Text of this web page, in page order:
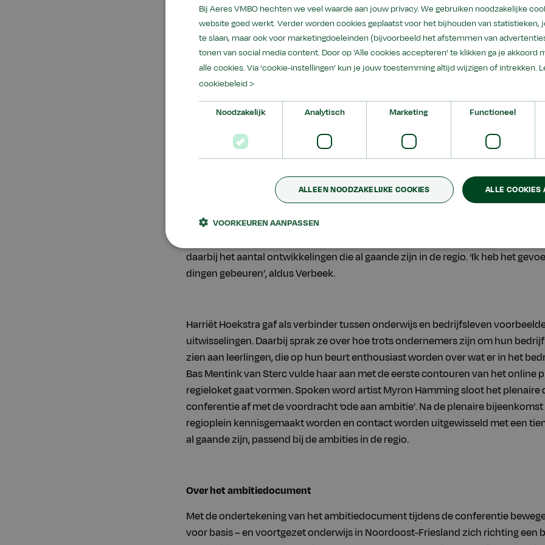
De ondertekening vond plaats tijdens de conferentie Ambitie in Noordoost-
Sense, waar 125 regionale professionals uit het onderwijs en bedrijfsleven
conferentie werd gesproken over ontwikkelingen in het onderwijs en kansen in
kennisgemaakt met samenwerkingsprojecten die al gaande zijn tussen
‘Ik heb het gevoel dat hier mooie dingen gebeuren’
Sybe Kootstra van Aeres Buitenpost opende de conferentie waarin hij krachtig
Fryslân en de regio sterk in zijn: elkaar weten te vinden, betekenisvol
oplossingsgericht denken en de kracht van kleinschaligheid benutten. Michiel
auteur van het boek ‘wie durft deze school aan’ en van Raad van Advies
Ontwikkelingsgericht Onderwijs, gaf een lezing waarin hij zijn visie gaf op het
daarbij het aantal ontwikkelingen die al gaande zijn in de regio. ‘Ik heb het
dingen gebeuren’, aldus Verbeek.
Harriët Hoekstra gaf als verbinder tussen onderwijs en bedrijfsleven
uitwisselingen. Daarbij sprak ze over hoe trots ondernemers zijn om hun
zien aan leerlingen, die op hun beurt enthousiast worden over wat er in het
Bas Mentink van Sterc vulde haar aan met de eerste contouren van het online
regieloket gaat vormen. Spoken word artist Myron Hamming sloot het plenaire
conferentie af met de voordracht ‘ode aan ambitie’. Na de plenaire
regioplein kennisgemaakt worden en contact worden uitgewisseld met een
al gaande zijn, passend bij de ambities in de regio.
Over het ambitiedocument
Met de ondertekening van het ambitiedocument tijdens de conferentie
voor basis – en voortgezet onderwijs in Noordoost-Friesland zich richting een
Bij Aeres VMBO hechten we veel waarde aan jouw privacy. We gebruiken noodzakelijke
website goed werkt. Verder worden cookies geplaatst voor het bijhouden van statistieken,
te slaan, maar ook voor marketingdoeleinden (bijvoorbeeld het afstemmen van
tonen van social media content. Door op 'Alle cookies accepteren' te klikken ga je akkoord
alle cookies. Via ‘cookie-instellingen’ kun je jouw toestemming altijd wijzigen of intrekken.
cookiebeleid >
Noodzakelijk Analytisch Marketing Functioneel
ALLE COOKIES
ALLEEN NOODZAKELIJKE COOKIES
VOORKEUREN AANPASSEN